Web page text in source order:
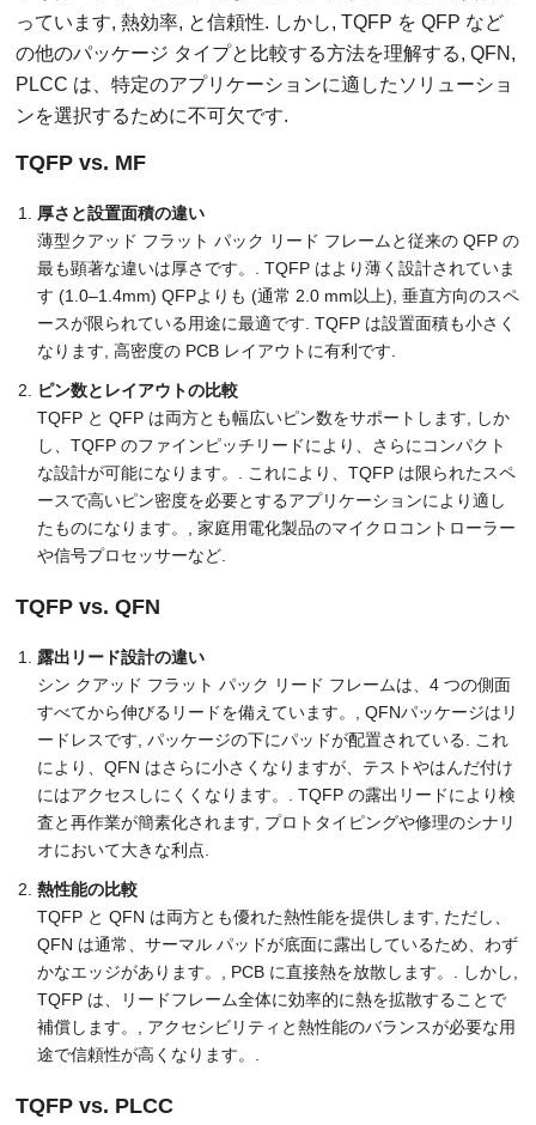
っています, 熱効率, と信頼性. しかし, TQFP を QFP など
の他のパッケージ タイプと比較する方法を理解する, QFN,
PLCC は、特定のアプリケーションに適したソリューショ
ンを選択するために不可欠です.
TQFP vs. MF
厚さと設置面積の違い
薄型クアッド フラット パック リード フレームと従来の QFP の
最も顕著な違いは厚さです。. TQFP はより薄く設計されていま
す (1.0–1.4mm) QFPよりも (通常 2.0 mm以上), 垂直方向のスペ
ースが限られている用途に最適です. TQFP は設置面積も小さく
なります, 高密度の PCB レイアウトに有利です.
ピン数とレイアウトの比較
TQFP と QFP は両方とも幅広いピン数をサポートします, しか
し、TQFP のファインピッチリードにより、さらにコンパクト
な設計が可能になります。. これにより、TQFP は限られたスペ
ースで高いピン密度を必要とするアプリケーションにより適し
たものになります。, 家庭用電化製品のマイクロコントローラー
や信号プロセッサーなど.
TQFP vs. QFN
露出リード設計の違い
シン クアッド フラット パック リード フレームは、4 つの側面
すべてから伸びるリードを備えています。, QFNパッケージはリ
ードレスです, パッケージの下にパッドが配置されている. これ
により、QFN はさらに小さくなりますが、テストやはんだ付け
にはアクセスしにくくなります。. TQFP の露出リードにより検
査と再作業が簡素化されます, プロトタイピングや修理のシナリ
オにおいて大きな利点.
熱性能の比較
TQFP と QFN は両方とも優れた熱性能を提供します, ただし、
QFN は通常、サーマル パッドが底面に露出しているため、わず
かなエッジがあります。, PCB に直接熱を放散します。. しかし,
TQFP は、リードフレーム全体に効率的に熱を拡散することで
補償します。, アクセシビリティと熱性能のバランスが必要な用
途で信頼性が高くなります。.
TQFP vs. PLCC